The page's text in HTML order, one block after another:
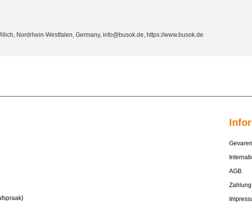
Nordrhein-Westfalen, Germany, info@busok.de, https://www.busok.de
AGB